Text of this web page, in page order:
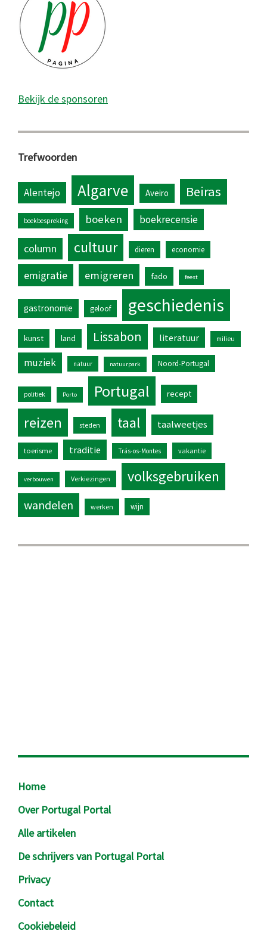
Bekijk de sponsoren
Trefwoorden
Alentejo Algarve Aveiro Beiras
boekbespreking boeken boekrecensie
column cultuur dieren economie
emigratie emigreren fado feest
gastronomie geloof geschiedenis
kunst land Lissabon literatuur milieu
muziek natuur natuurpark Noord-Portugal
politiek Porto Portugal recept
reizen steden taal taalweetjes
toerisme traditie Trás-os-Montes vakantie
verbouwen Verkiezingen volksgebruiken
wandelen werken wijn
Footer
Home
Over Portugal Portal
Alle artikelen
De schrijvers van Portugal Portal
Privacy
Contact
Cookiebeleid